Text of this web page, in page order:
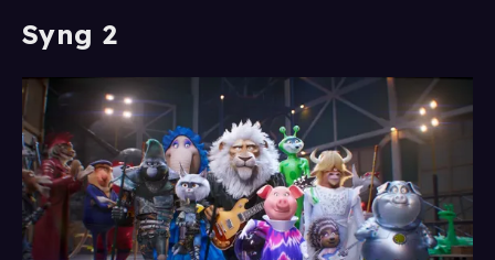
Syng 2